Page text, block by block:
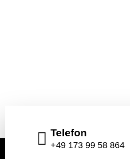
Telefon
+49 173 99 58 864